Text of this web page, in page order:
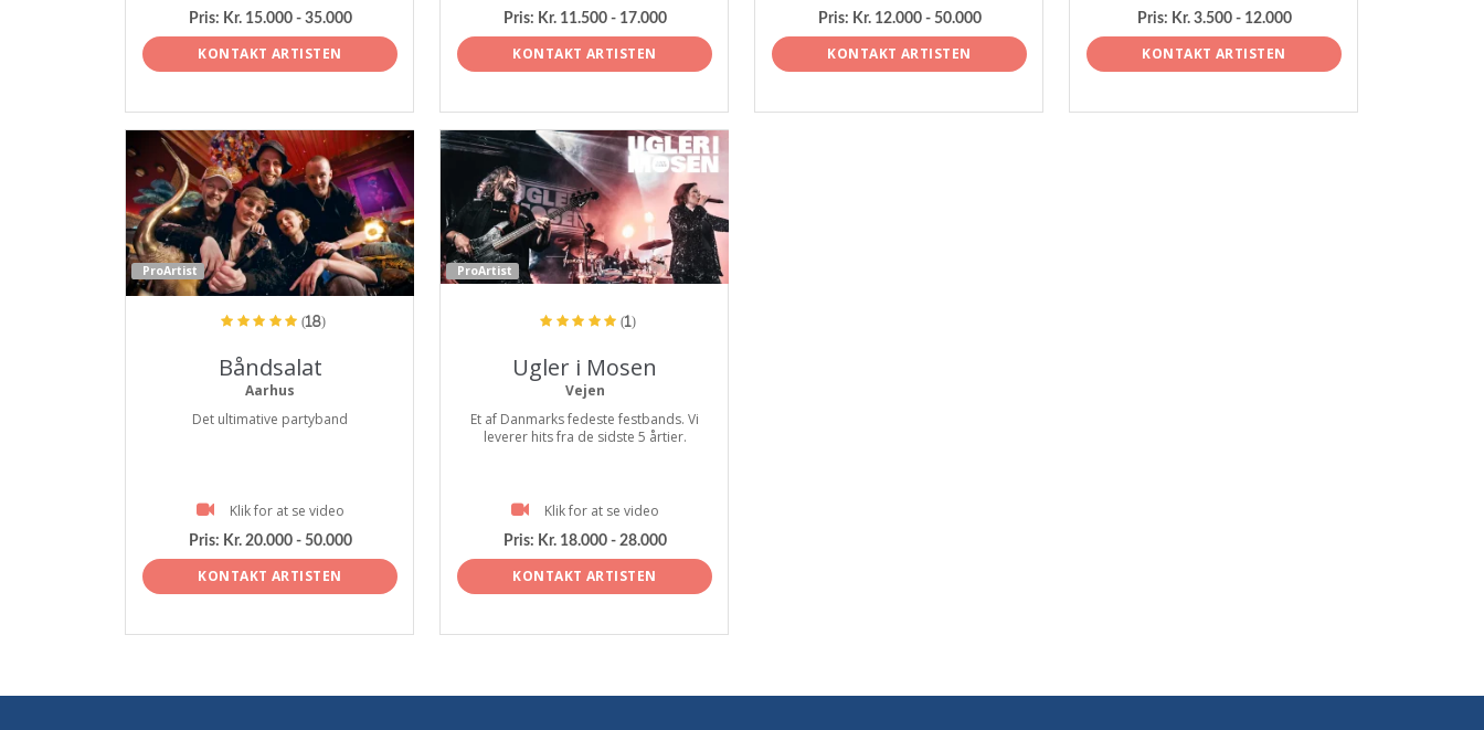
Pris: Kr. 15.000 - 35.000
KONTAKT ARTISTEN
Pris: Kr. 11.500 - 17.000
KONTAKT ARTISTEN
Pris: Kr. 12.000 - 50.000
KONTAKT ARTISTEN
Pris: Kr. 3.500 - 12.000
KONTAKT ARTISTEN
ProArtist
(18)
Båndsalat
Aarhus
Det ultimative partyband
Klik for at se video
Pris: Kr. 20.000 - 50.000
KONTAKT ARTISTEN
ProArtist
(1)
Ugler i Mosen
Vejen
Et af Danmarks fedeste festbands. Vi
leverer hits fra de sidste 5 årtier.
Klik for at se video
Pris: Kr. 18.000 - 28.000
KONTAKT ARTISTEN